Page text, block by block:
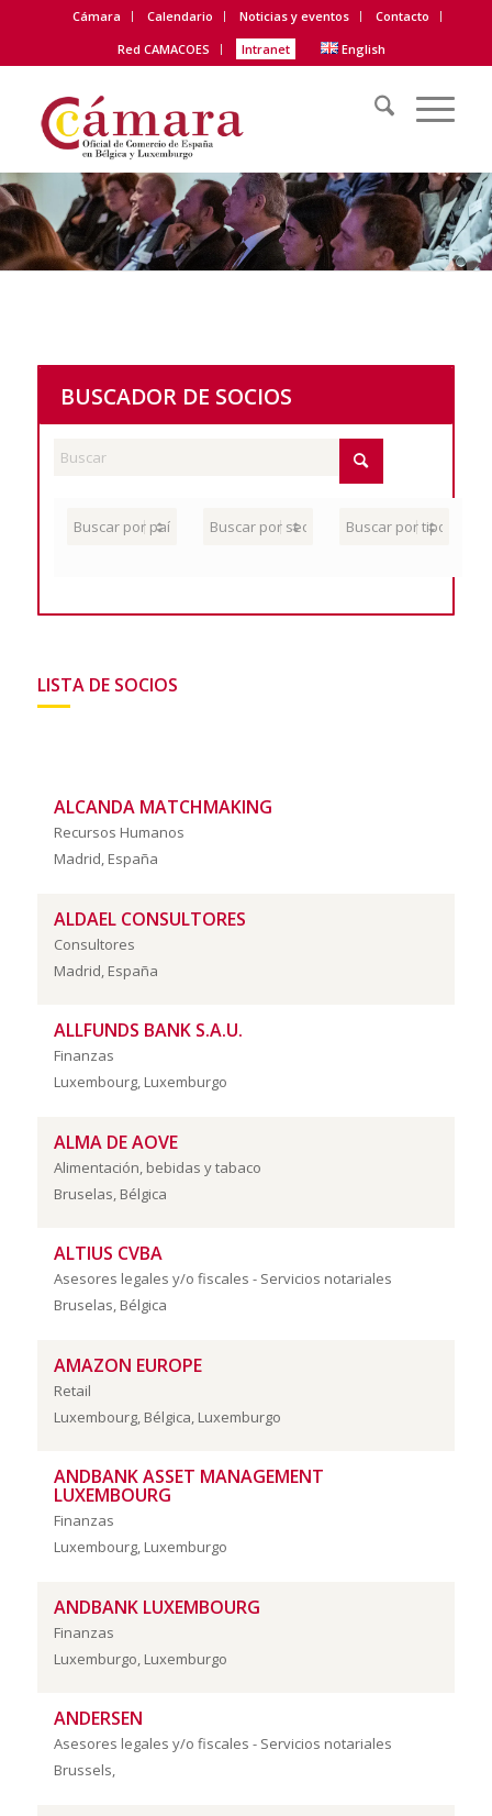
Cámara Calendario Noticias y eventos
Contacto
Red CAMACOES
Intranet English
BUSCADOR DE SOCIOS
LISTA DE SOCIOS
ALCANDA MATCHMAKING
Recursos Humanos
Madrid, España
ALDAEL CONSULTORES
Consultores
Madrid, España
ALLFUNDS BANK S.A.U.
Finanzas
Luxembourg, Luxemburgo
ALMA DE AOVE
Alimentación, bebidas y tabaco
Bruselas, Bélgica
ALTIUS CVBA
Asesores legales y/o fiscales - Servicios notariales
Bruselas, Bélgica
AMAZON EUROPE
Retail
Luxembourg, Bélgica, Luxemburgo
ANDBANK ASSET MANAGEMENT
LUXEMBOURG
Finanzas
Luxembourg, Luxemburgo
ANDBANK LUXEMBOURG
Finanzas
Luxemburgo, Luxemburgo
ANDERSEN
Asesores legales y/o fiscales - Servicios notariales
Brussels,